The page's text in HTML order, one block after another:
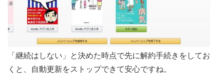
「継続はしない」と決めた時点で先に解約手続きをしてお
くと、自動更新をストップできて安心ですね。